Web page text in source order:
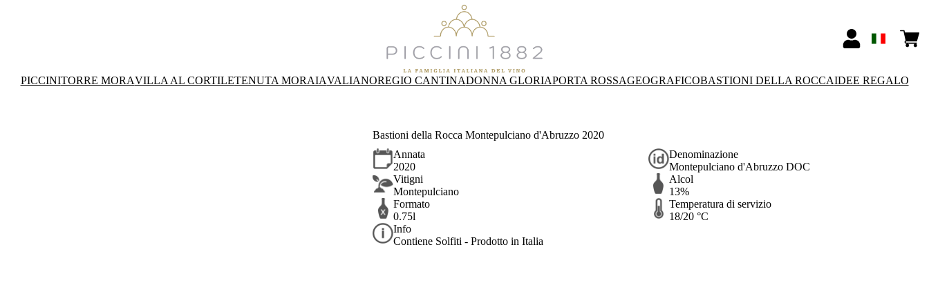
PICCINITORRE MORAVILLA AL CORTILETENUTA MORAIAVALIANOREGIO CANTINADONNA GLORIAPORTA ROSSAGEOGRAFICOBASTIONI DELLA ROCCAIDEE REGALO
Bastioni della Rocca Montepulciano d'Abruzzo 2020
Annata
2020
Denominazione
Montepulciano d'Abruzzo DOC
Vitigni
Montepulciano
Alcol
13%
Formato
0.75l
Temperatura di servizio
18/20 °C
Info
Contiene Solfiti - Prodotto in Italia